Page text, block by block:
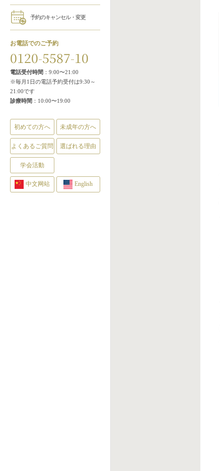
予約のキャンセル・変更
お電話でのご予約
0120-5587-10
電話受付時間 ：9:00〜21:00
※毎月1日の電話予約受付は9:30～
21:00です
診療時間 ：10:00〜19:00
初めての方へ 未成年の方へ
よくあるご質問 選ばれる理由
学会活動
中文网站 English